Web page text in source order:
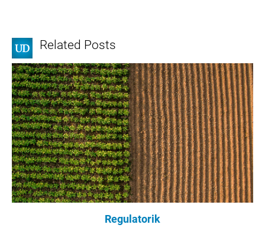
Related Posts
Regulatorik